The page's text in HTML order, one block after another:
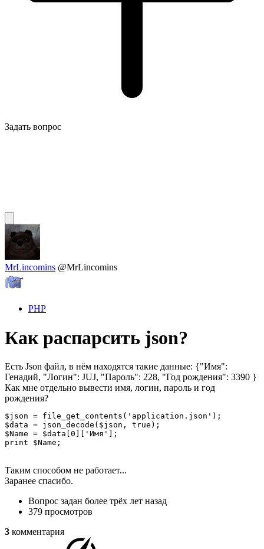
Задать вопрос
MrLincomins @MrLincomins
PHP
Как распарсить json?
Есть Json файл, в нём находятся такие данные: {"Имя":
Генадий, "Логин": JUJ, "Пароль": 228, "Год рождения": 3390 }
Как мне отдельно вывести имя, логин, пароль и год
рождения?
$json = file_get_contents('application.json');
$data = json_decode($json, true);
$Name = $data[0]['Имя'];
print $Name;
Таким способом не работает...
Заранее спасибо.
Вопрос задан более трёх лет назад
379 просмотров
3 комментария